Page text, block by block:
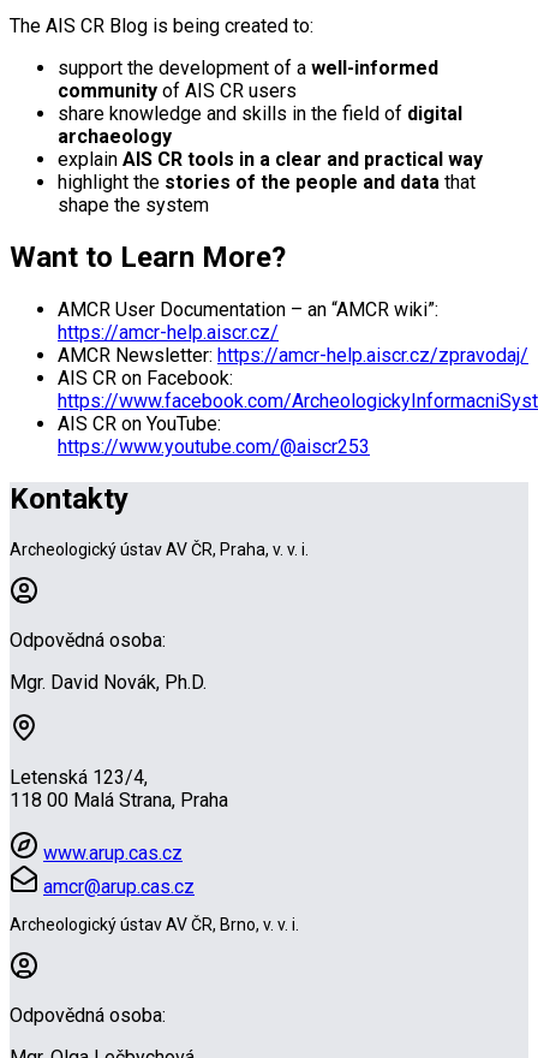
The AIS CR Blog is being created to:
support the development of a well-informed
community of AIS CR users
share knowledge and skills in the field of digital
archaeology
explain AIS CR tools in a clear and practical way
highlight the stories of the people and data that
shape the system
Want to Learn More?
AMCR User Documentation – an “AMCR wiki”:
https://amcr-help.aiscr.cz/
AMCR Newsletter: https://amcr-help.aiscr.cz/zpravodaj/
AIS CR on Facebook:
https://www.facebook.com/
AIS CR on YouTube:
https://www.youtube.com/@aiscr253
Kontakty
Archeologický ústav AV ČR, Praha, v. v. i.
Odpovědná osoba:
Mgr. David Novák, Ph.D.
Letenská 123/4,
118 00 Malá Strana, Praha
www.arup.cas.cz
amcr@arup.cas.cz
Archeologický ústav AV ČR, Brno, v. v. i.
Odpovědná osoba: